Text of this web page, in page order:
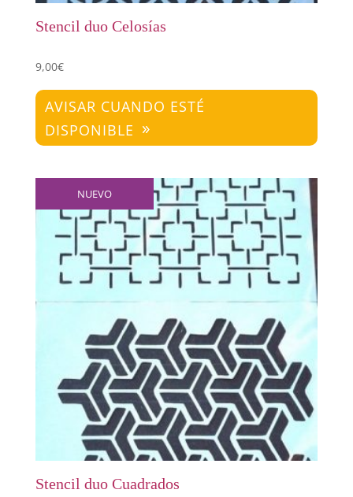
Stencil duo Celosías
9,00€
AVISAR CUANDO ESTÉ
DISPONIBLE
NUEVO
Stencil duo Cuadrados